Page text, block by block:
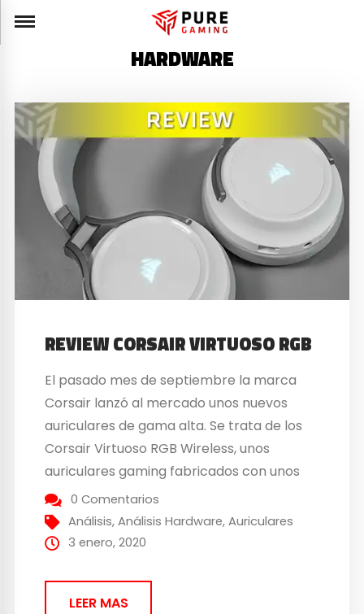
HARDWARE
REVIEW CORSAIR VIRTUOSO RGB
El pasado mes de septiembre la marca
Corsair lanzó al mercado unos nuevos
auriculares de gama alta. Se trata de los
Corsair Virtuoso RGB Wireless, unos
auriculares gaming fabricados con unos
materiales de excelente calidad, alta
conectividad y con unas especificaciones
sonoras muy interesantes. Después de
semanas, ha llegado el momento...
0 Comentarios
Análisis,Análisis Hardware,Auriculares
3 enero, 2020
LEER MAS